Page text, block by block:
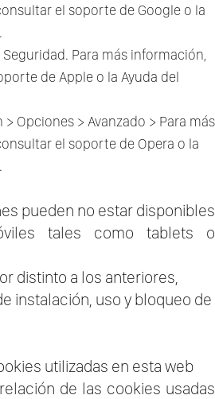
el soporte de Google o la
Para más información,
de Apple o la Ayuda del
Opciones > Avanzado > Para más
el soporte de Opera o la
pueden no estar disponibles
tales como tablets o
distinto a los anteriores,
instalación, uso y bloqueo de
utilizadas en esta web
de las cookies usadas